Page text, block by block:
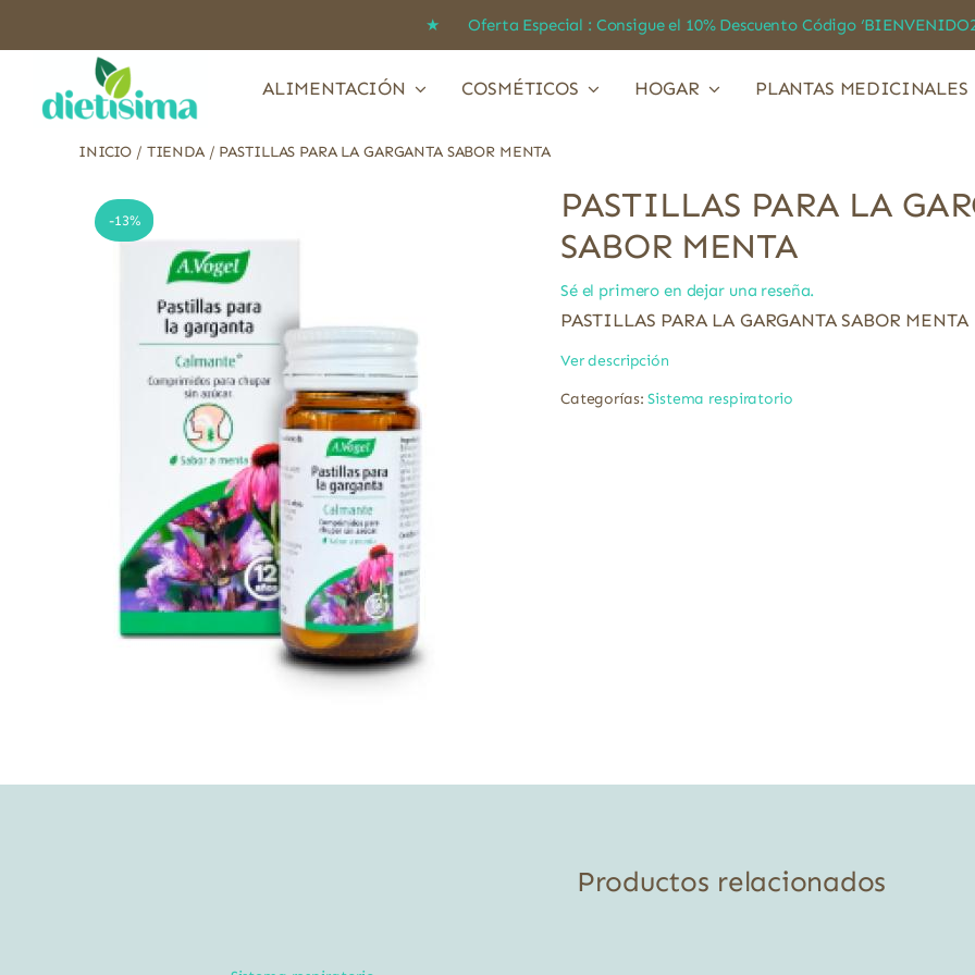
★ Oferta Especial : Consigue el 10% Descuento Código
ALIMENTACIÓN COSMÉTICOS HOGAR PLANTAS MEDICINALES
INICIO / TIENDA/ PASTILLAS PARA LA GARGANTA SABOR MENTA
-13%
PASTILLAS PARA LA
SABOR MENTA
Sé el primero en dejar una reseña.
PASTILLAS PARA LA GARGANTA SABOR MENTA
Ver descripción
Categorías:Sistema respiratorio
Productos relacionados